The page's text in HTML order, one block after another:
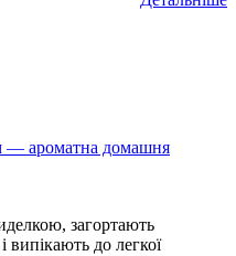
— ароматна домашня
загортають
випікають до легкої